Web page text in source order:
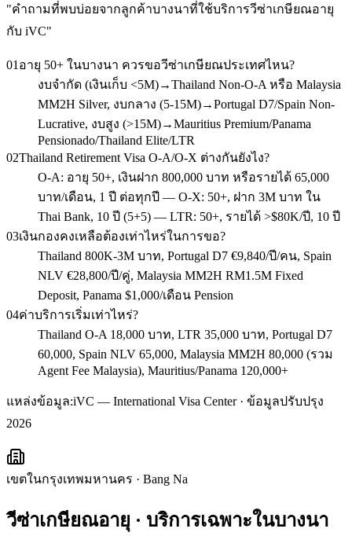
"คำถามที่พบบ่อยจากลูกค้าบางนาที่ใช้บริการวีซ่าเกษียณอายุ
กับ iVC"
01 อายุ 50+ ในบางนา ควรขอวีซ่าเกษียณประเทศไหน?
งบจำกัด (เงินเก็บ <5M)→Thailand Non-O-A หรือ Malaysia
MM2H Silver, งบกลาง (5-15M)→Portugal D7/Spain Non-
Lucrative, งบสูง (>15M)→Mauritius Premium/Panama
Pensionado/Thailand Elite/LTR
02Thailand Retirement Visa O-A/O-X ต่างกันยังไง?
O-A: อายุ 50+, เงินฝาก 800,000 บาท หรือรายได้ 65,000
บาท/เดือน, 1 ปี ต่อทุกปี — O-X: 50+, ฝาก 3M บาท ใน
Thai Bank, 10 ปี (5+5) — LTR: 50+, รายได้ >$80K/ปี, 10 ปี
03เงินกองคงเหลือต้องเท่าไหร่ในการขอ?
Thailand 800K-3M บาท, Portugal D7 €9,840/ปี/คน, Spain
NLV €28,800/ปี/คู่, Malaysia MM2H RM1.5M Fixed
Deposit, Panama $1,000/เดือน Pension
04ค่าบริการเริ่มเท่าไหร่?
Thailand O-A 18,000 บาท, LTR 35,000 บาท, Portugal D7
60,000, Spain NLV 65,000, Malaysia MM2H 80,000 (รวม
Agent Fee Malaysia), Mauritius/Panama 120,000+
แหล่งข้อมูล:iVC — International Visa Center · ข้อมูลปรับปรุง
2026
เขตในกรุงเทพมหานคร · Bang Na
วีซ่าเกษียณอายุ · บริการเฉพาะในบางนา